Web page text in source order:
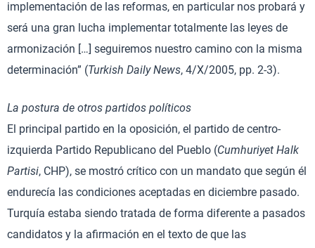
implementación de las reformas, en particular nos probará y
será una gran lucha implementar totalmente las leyes de
armonización […] seguiremos nuestro camino con la misma
determinación” (Turkish Daily News, 4/X/2005, pp. 2-3).
La postura de otros partidos políticos
El principal partido en la oposición, el partido de centro-
izquierda Partido Republicano del Pueblo (Cumhuriyet Halk
Partisi, CHP), se mostró crítico con un mandato que según él
endurecía las condiciones aceptadas en diciembre pasado.
Turquía estaba siendo tratada de forma diferente a pasados
candidatos y la afirmación en el texto de que las